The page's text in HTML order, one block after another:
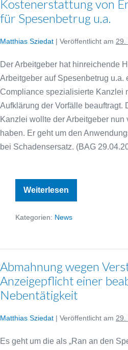
stellen.
Kostenerstattung von
für Spesenbetrug u.a.
Matthias Sziedat | Veröffentlicht am 29.
Der Arbeitgeber hat hinreichende
Arbeitgeber auf Spesenbetrug u.a.
Compliance spezialisierte Kanzlei
Aufklärung der Vorfälle beauftragt.
Kanzlei wollte der Arbeitgeber nun
haben. Er geht um den
bei Schadensersatz. (BAG
Weiterlesen
Spesenbetrug
Kategorien: News
Abmahnung wegen
Anzeigepflicht einer
Nebentätigkeit
Matthias Sziedat | Veröffentlicht am 29.
Es geht um die als „Ran an den